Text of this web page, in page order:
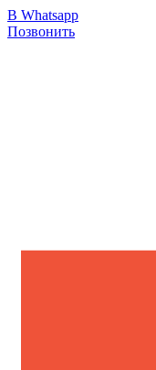
В Whatsapp
Позвонить